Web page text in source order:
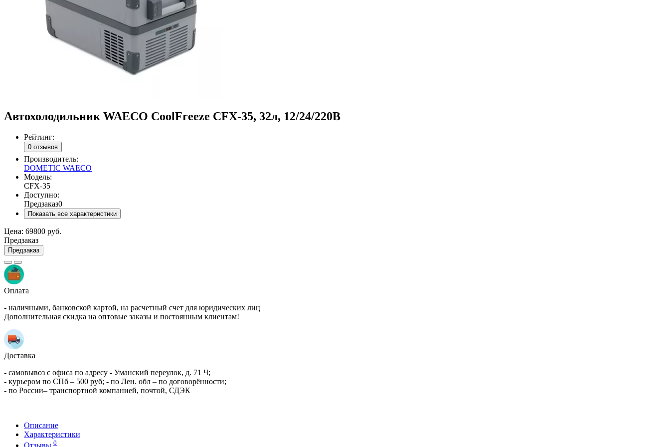
Автохолодильник WAECO CoolFreeze CFX-35, 32л, 12/24/220В
Рейтинг:
0 отзывов
Производитель:
DOMETIC WAECO
Модель:
CFX-35
Доступно:
Предзаказ0
Показать все характеристики
Цена: 69800 руб.
Предзаказ
Предзаказ
Оплата
- наличными, банковской картой, на расчетный счет для юридических лиц
Дополнительная скидка на оптовые заказы и постоянным клиентам!
Доставка
- самовывоз с офиса по адресу - Уманский переулок, д. 71 Ч;
- курьером по СПб – 500 руб; - по Лен. обл – по договорённости;
- по России– транспортной компанией, почтой, СДЭК
Описание
Характеристики
0